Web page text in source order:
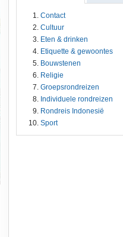
Contact
Cultuur
Eten & drinken
Etiquette & gewoontes
Bouwstenen
Religie
Groepsrondreizen
Individuele rondreizen
Rondreis Indonesië
Sport